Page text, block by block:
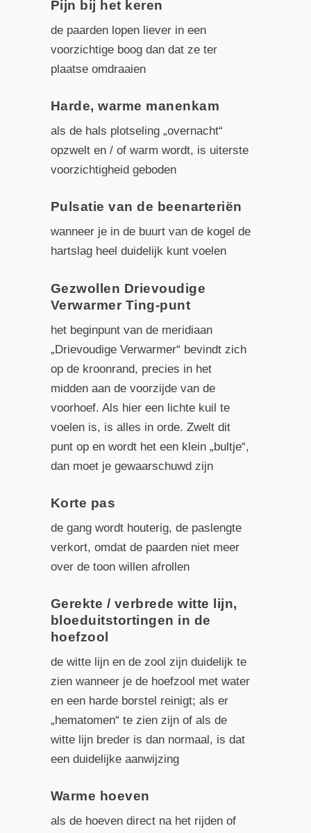
Pijn bij het keren
de paarden lopen liever in een
voorzichtige boog dan dat ze ter
plaatse omdraaien
Harde, warme manenkam
als de hals plotseling „overnacht“
opzwelt en / of warm wordt, is uiterste
voorzichtigheid geboden
Pulsatie van de beenarteriën
wanneer je in de buurt van de kogel de
hartslag heel duidelijk kunt voelen
Gezwollen Drievoudige
Verwarmer Ting-punt
het beginpunt van de meridiaan
„Drievoudige Verwarmer“ bevindt zich
op de kroonrand, precies in het
midden aan de voorzijde van de
voorhoef. Als hier een lichte kuil te
voelen is, is alles in orde. Zwelt dit
punt op en wordt het een klein „bultje“,
dan moet je gewaarschuwd zijn
Korte pas
de gang wordt houterig, de paslengte
verkort, omdat de paarden niet meer
over de toon willen afrollen
Gerekte / verbrede witte lijn,
bloeduitstortingen in de
hoefzool
de witte lijn en de zool zijn duidelijk te
zien wanneer je de hoefzool met water
en een harde borstel reinigt; als er
„hematomen“ te zien zijn of als de
witte lijn breder is dan normaal, is dat
een duidelijke aanwijzing
Warme hoeven
als de hoeven direct na het rijden of